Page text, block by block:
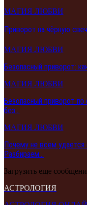
МАГИЯ ЛЮБВИ
Приворот на чёрную
МАГИЯ ЛЮБВИ
Безопасный приворот:
МАГИЯ ЛЮБВИ
Безопасный приворот
без…
МАГИЯ ЛЮБВИ
Почему не всем
Разбираем…
Загрузить еще
АСТРОЛОГИЯ